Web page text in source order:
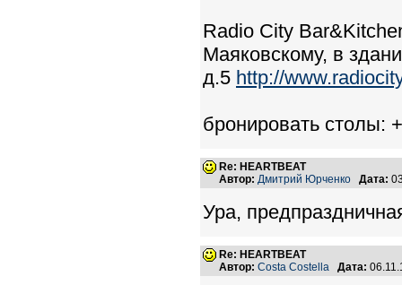
Radio City
Маяковскому, в
д.5 http://
бронировать столы:
Re: HEARTBEAT
Автор: Дмитрий Юрченко Дата:
Ура,
Re: HEARTBEAT
Автор: Costa Costella Дата: